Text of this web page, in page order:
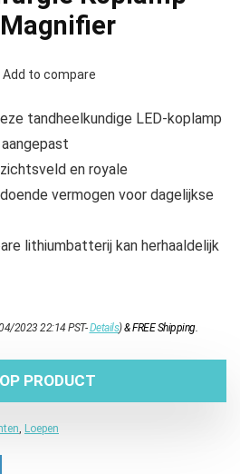
Add to compare
tandheelkundige LED-koplamp
en royale
vermogen voor dagelijkse
lithiumbatterij kan herhaaldelijk
2023 22:14 PST-Details)&FREE Shipping.
PRODUCT
Loepen